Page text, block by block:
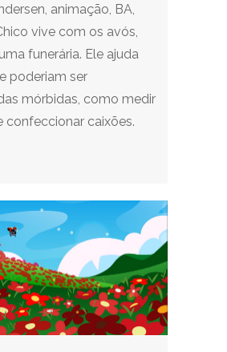
animação, BA,
vive com os avós,
funerária. Ele ajuda
poderiam ser
mórbidas, como medir
confeccionar caixões.